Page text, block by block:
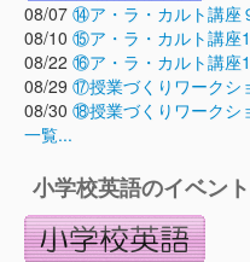
08/07 ⑭ア・ラ・カルト講座
08/10 ⑮ア・ラ・カルト講座
08/22 ⑯ア・ラ・カルト講座
08/29 ⑰授業づくりワークシ
08/30 ⑱授業づくりワークシ
一覧...
小学校英語のイベント